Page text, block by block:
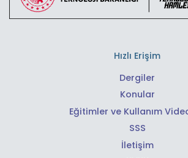
Hızlı Erişim
Dergiler
Konular
Eğitimler ve Kullanım
SSS
İletişim